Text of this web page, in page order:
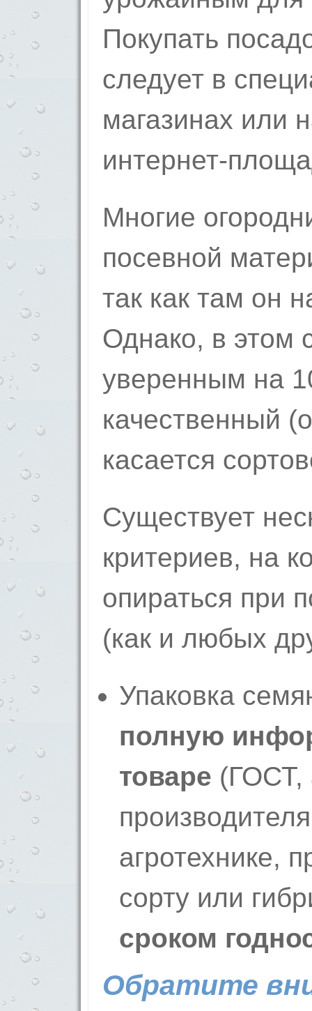
Покупать
следует в
магазинах или
интернет-
Многие
посевной
так как там он
Однако, в этом
уверенным на
качественный
касается
Существует
критериев, на
опираться при
(как и любых
Упаковка
полную
товаре (ГОСТ,
агротехнике,
сорту или
сроком
Обратите